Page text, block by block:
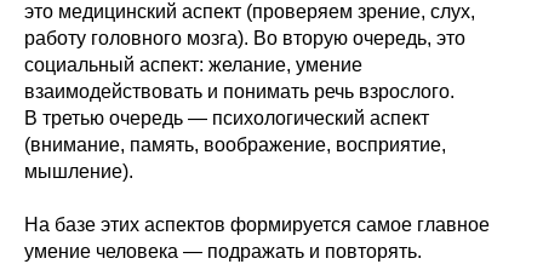
это медицинский аспект (проверяем зрение, слух,
работу головного мозга). Во вторую очередь, это
социальный аспект: желание, умение
взаимодействовать и понимать речь взрослого.
В третью очередь — психологический аспект
(внимание, память, воображение, восприятие,
мышление).
На базе этих аспектов формируется самое главное
умение человека — подражать и повторять.